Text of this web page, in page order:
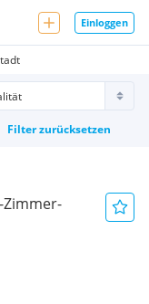
Einloggen
Filter zurücksetzen
Zimmer-